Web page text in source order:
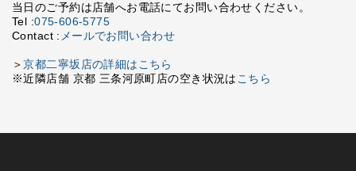
当日のご予約は店舗へお電話にてお問い合わせください。
Tel :075-606-5775
Contact : メールでお問い合わせ
＞京都二寧坂店の詳細はこちら
※近隣店舗 京都 三条河原町店の空き状況は こちら